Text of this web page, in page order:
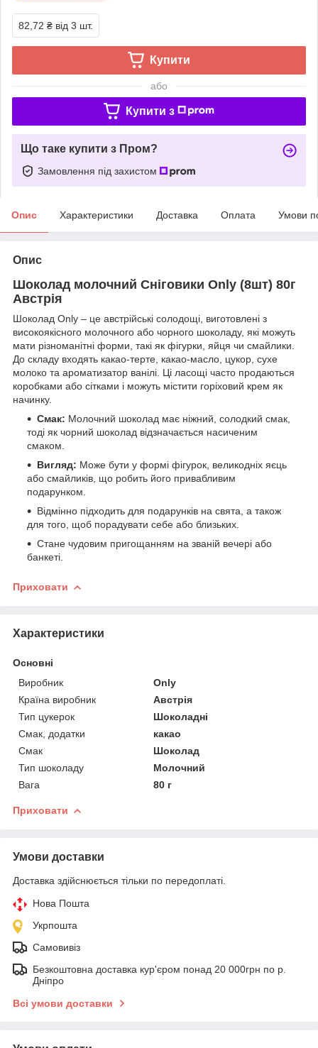
82,72 ₴ від 3 шт.
Купити
або
Купити з
Що таке купити з Пром?
Замовлення під захистом
Опис Характеристики Доставка Оплата Умови
Опис
Шоколад молочний Сніговики Only (8шт) 80г
Австрія
Шоколад Only – це австрійські солодощі, виготовлені з
високоякісного молочного або чорного шоколаду, які можуть
мати різноманітні форми, такі як фігурки, яйця чи смайлики.
До складу входять какао-терте, какао-масло, цукор, сухе
молоко та ароматизатор ванілі. Ці ласощі часто продаються
коробками або сітками і можуть містити горіховий крем як
начинку.
Смак: Молочний шоколад має ніжний, солодкий смак,
тоді як чорний шоколад відзначається насиченим
смаком.
Вигляд: Може бути у формі фігурок, великодніх яєць
або смайликів, що робить його привабливим
подарунком.
Відмінно підходить для подарунків на свята, а також
для того, щоб порадувати себе або близьких.
Стане чудовим пригощанням на званій вечері або
банкеті.
Приховати
Характеристики
Основні
Виробник
Only
Країна виробник
Австрія
Тип цукерок
Шоколадні
Смак, додатки
какао
Смак
Шоколад
Тип шоколаду
Молочний
Вага
80 г
Приховати
Умови доставки
Доставка здійснюється тільки по передоплаті.
Нова Пошта
Укрпошта
Самовивіз
Безкоштовна доставка кур'єром понад 20 000грн по р.
Дніпро
Всі умови доставки